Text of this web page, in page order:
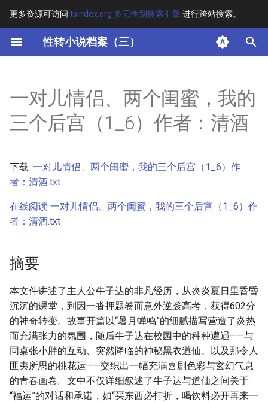
更多资源可访问 tsindex.org 多元性别搜索引擎进行跨站搜索。
性转小说档案（三）
键
始
索
其他信息
一对儿情侣、两个闺蜜，我的
三个后宫（1_6）作者：清酒
下载: 一对儿情侣、两个闺蜜，我的三个后宫（1_6）作
者：清酒.txt
在线阅读 一对儿情侣、两个闺蜜，我的三个后宫（1_6）作
者：清酒.txt
摘要
本文件讲述了主人公牛子达的非凡经历，从炎炎夏日里昏昏
沉沉的课堂，到因一沓押题卷而意外逆袭高考，获得602分
的神奇转变。故事开篇以“暑月蝉鸣”的细腻描写营造了炎热
而充满张力的氛围，随后牛子达在校园中的种种遭遇——与
同桌张小胖的互动、突然降临的神秘黑衣道仙、以及那令人
匪夷所思的桃花运——交织出一幅充满喜剧色彩与玄幻气息
的青春画卷。文中不仅详细叙述了牛子达与道仙之间关于
“福运”的对话和承诺，如“买东西必打折，喝饮料必开再来一